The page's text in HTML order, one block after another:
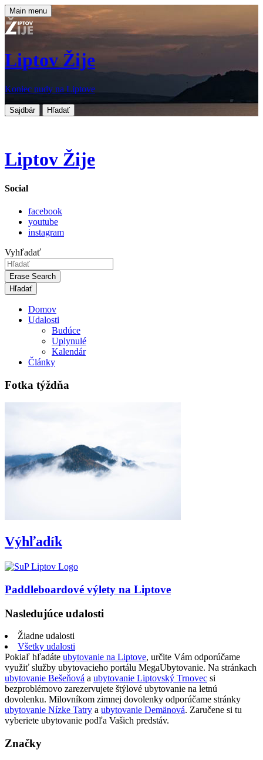
Main menu
Liptov Žije
Koniec nudy na Liptove
Sajdbár Hľadať
Liptov Žije
Social
facebook
youtube
instagram
Vyhľadať
Erase Search
Domov
Udalosti
Budúce
Uplynulé
Kalendár
Články
Fotka týždňa
Výhľadík
Paddleboardové výlety na Liptove
Nasledujúce udalosti
Žiadne udalosti
Všetky udalosti
Pokiaľ hľadáte ubytovanie na Liptove, určite Vám odporúčame
využiť služby ubytovacieho portálu MegaUbytovanie. Na stránkach
ubytovanie Bešeňová a ubytovanie Liptovský Trnovec si
bezproblémovo zarezervujete štýlové ubytovanie na letnú
dovolenku. Milovníkom zimnej dovolenky odporúčame stránky
ubytovanie Nízke Tatry a ubytovanie Demänová. Zaručene si tu
vyberiete ubytovanie podľa Vašich predstáv.
Značky